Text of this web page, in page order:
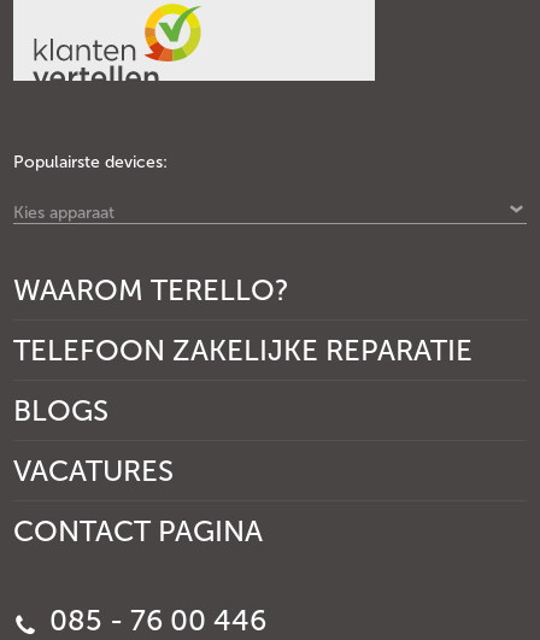
Populairste devices:
Kies apparaat
WAAROM TERELLO?
TELEFOON ZAKELIJKE REPARATIE
BLOGS
VACATURES
CONTACT PAGINA
085 - 76 00 446